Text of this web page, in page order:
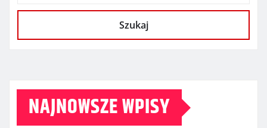
Szukaj
NAJNOWSZE WPISY